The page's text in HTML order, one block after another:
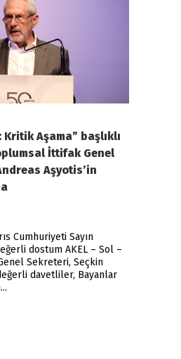
Kritik Aşama” başlıklı
İttifak Genel
Aşyotis’in
Cumhuriyeti Sayın
dostum AKEL – Sol –
Sekreteri, Seçkin
davetliler, Bayanlar